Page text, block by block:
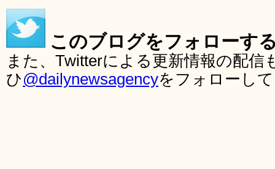
このブログをフォローす
また、Twitterによる更新情報の配
ひ@dailynewsagencyをフォローし